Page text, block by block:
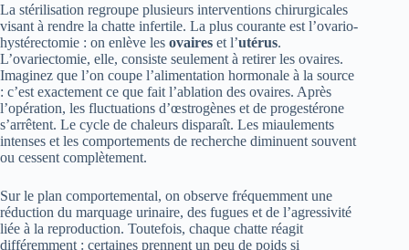
La stérilisation regroupe plusieurs interventions chirurgicales
visant à rendre la chatte infertile. La plus courante est l’ovario-
hystérectomie : on enlève les ovaires et l’utérus.
L’ovariectomie, elle, consiste seulement à retirer les ovaires.
Imaginez que l’on coupe l’alimentation hormonale à la source
: c’est exactement ce que fait l’ablation des ovaires. Après
l’opération, les fluctuations d’œstrogènes et de progestérone
s’arrêtent. Le cycle de chaleurs disparaît. Les miaulements
intenses et les comportements de recherche diminuent souvent
ou cessent complètement.
Sur le plan comportemental, on observe fréquemment une
réduction du marquage urinaire, des fugues et de l’agressivité
liée à la reproduction. Toutefois, chaque chatte réagit
différemment : certaines prennent un peu de poids si